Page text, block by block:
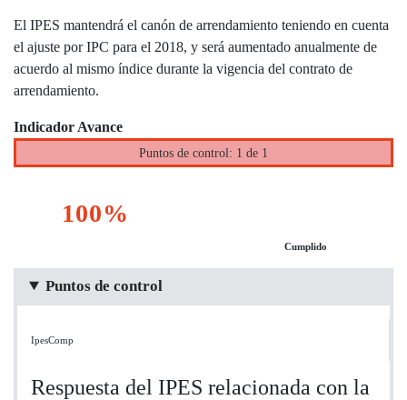
El IPES mantendrá el canón de arrendamiento teniendo en cuenta
el ajuste por IPC para el 2018, y será aumentado anualmente de
acuerdo al mismo índice durante la vigencia del contrato de
arrendamiento.
Indicador Avance
Puntos de control: 1 de 1
100%
Cumplido
Puntos de control
IpesComp
Respuesta del IPES relacionada con la